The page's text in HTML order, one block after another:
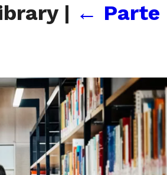
| ← Parte